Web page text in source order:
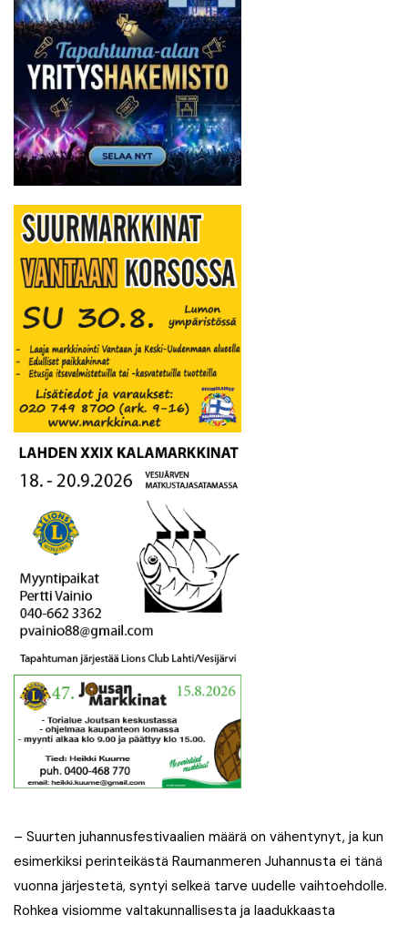
– Suurten juhannusfestivaalien määrä on vähentynyt, ja kun
esimerkiksi perinteikästä Raumanmeren Juhannusta ei tänä
vuonna järjestetä, syntyi selkeä tarve uudelle vaihtoehdolle.
Rohkea visiomme valtakunnallisesta ja laadukkaasta